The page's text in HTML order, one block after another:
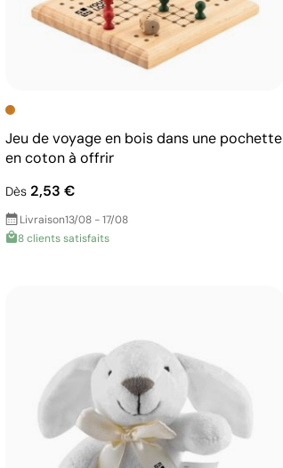
Jeu de voyage en bois dans une pochette
en coton à offrir
Dès 2,53 €
Livraison13/08 - 17/08
8 clients satisfaits